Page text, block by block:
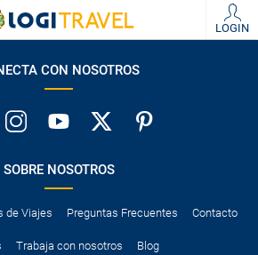
LOGIN
CON NOSOTROS
SOBRE NOSOTROS
de Viajes Preguntas Frecuentes Contacto
Trabaja con nosotros Blog